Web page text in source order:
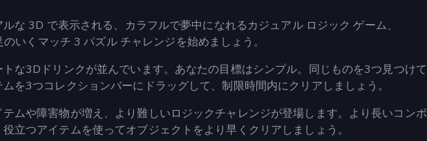
な 3D で表示される、カラフルで夢中になれるカジュアル ロジック ゲーム、
のいくマッチ 3 パズル チャレンジを始めましょう。
な3Dドリンクが並んでいます。あなたの目標はシンプル。同じものを3つ見つけて
を3つコレクションバーにドラッグして、制限時間内にクリアしましょう。
ムや障害物が増え、より難しいロジックチャレンジが登場します。より長いコンボ
立つアイテムを使ってオブジェクトをより早くクリアしましょう。